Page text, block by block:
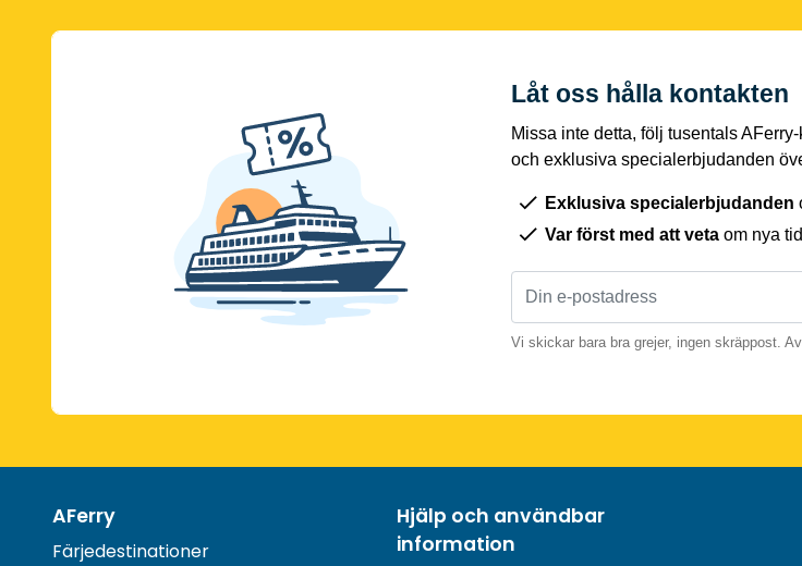
Låt oss hålla kontakten
Missa inte detta, följ tusentals
och exklusiva specialerbjudanden
Exklusiva specialerbjudanden
Var först med att veta om nya
Vi skickar bara bra grejer, ingen skräppost.
AFerry
Färjedestinationer
Hjälp och användbar
information